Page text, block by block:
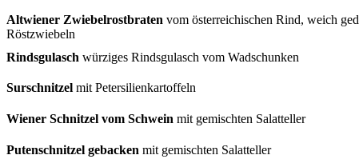
Altwiener Zwiebelrostbraten vom österreichischen Rind, weich
Röstzwiebeln
Rindsgulasch würziges Rindsgulasch vom Wadschunken
Surschnitzel mit Petersilienkartoffeln
Wiener Schnitzel vom Schwein mit gemischten Salatteller
Putenschnitzel gebacken mit gemischten Salatteller